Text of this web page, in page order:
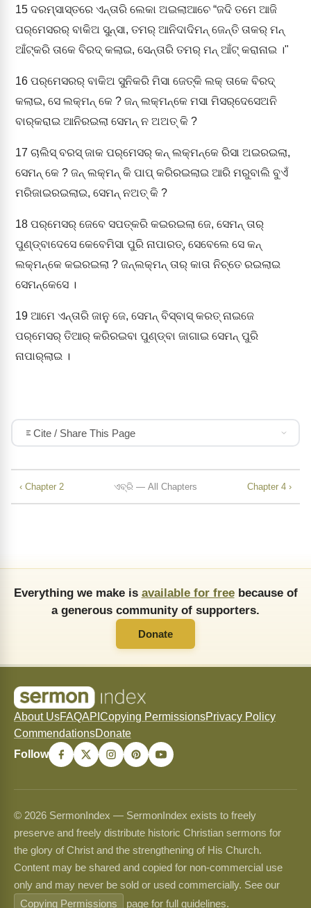
15 ଦରମ୍‌ସାସ୍‌ତରେ ଏନ୍ତାରି ଲେକା ଅଇଲାଆଚେ “ଜଦି ତମେ ଆଜି
ପର୍‌ମେସରର୍‌ ବାକିଅ ସୁନ୍‌ସା, ତମର୍‌ ଆନିଦାଦିମନ୍‌ ଜେନ୍ତି ତାକର୍‌ ମନ୍‌
ଆଁଟ୍‌କରି ତାକେ ବିରଦ୍‌ କଲାଇ, ସେନ୍ତାରି ତମର୍‌ ମନ୍‌ ଆଁଟ୍‌ କରାନାଇ ।"
16 ପର୍‌ମେସରର୍‌ ବାକିଅ ସୁନିକରି ମିସା ଜେତ୍‌କି ଲକ୍‌ ତାକେ ବିରଦ୍‌
କଲାଇ, ସେ ଲକ୍‌ମନ୍‌ କେ ? ଜନ୍‌ ଲକ୍‌ମନ୍‌କେ ମସା ମିସର୍‌ଦେସେଅନି
ବାର୍‌କରାଇ ଆନିରଇଲା ସେମନ୍‌ ନ ଅଅତ୍‌ କି ?
17 ଚାଲିସ୍‌ ବରସ୍‌ ଜାକ ପର୍‌ମେସର୍‌ କନ୍‌ ଲକ୍‌ମନ୍‌କେ ରିସା ଅଇରଇଲା,
ସେମନ୍‌ କେ ? ଜନ୍‌ ଲକ୍‌ମନ୍‌ କି ପାପ୍‌ କରିରଇଲାଇ ଆରି ମରୁବାଲି ବୁଏଁ
ମରିଜାଇରଇଲାଇ, ସେମନ୍‌ ନଅତ୍‌ କି ?
18 ପର୍‌ମେସର୍‌ ଜେବେ ସପତ୍‌କରି କଇରଇଲା ଜେ, ସେମନ୍‌ ତାର୍‌
ପୁଣ୍ଡ୍‌ବାଦେସେ କେବେମିସା ପୁରି ନାପାରତ୍‌, ସେବେଲେ ସେ କନ୍‌
ଲକ୍‌ମନ୍‌କେ କଇରଇଲା ? ଜନ୍‌ଲକ୍‌ମନ୍‌ ତାର୍‌ କାତା ନିଚ୍‌ତେ ରଇଲାଇ
ସେମନ୍‌କେସେ ।
19 ଆମେ ଏନ୍ତାରି ଜାନୁ ଜେ, ସେମନ୍‌ ବିସ୍‌ବାସ୍‌ କରତ୍‌ ନାଇଜେ
ପର୍‌ମେସର୍‌ ତିଆର୍‌ କରିରଇବା ପୁଣ୍ଡ୍‌ବା ଜାଗାଇ ସେମନ୍‌ ପୁରି
ନାପାର୍‌ଲାଇ ।
Cite / Share This Page
‹ Chapter 2 ଏବ୍‌ରି — All Chapters Chapter 4 ›
Everything we make is available for freebecause of
a generous community of supporters.
Donate
About UsFAQAPI Copying PermissionsPrivacy Policy
CommendationsDonate
Follow
© 2026 SermonIndex — SermonIndex exists to freely
preserve and freely distribute historic Christian sermons for
the glory of Christ and the strengthening of His Church.
Content may be shared and copied for non-commercial use
only and may never be sold or used commercially. See our
Copying Permissions
page for full guidelines.